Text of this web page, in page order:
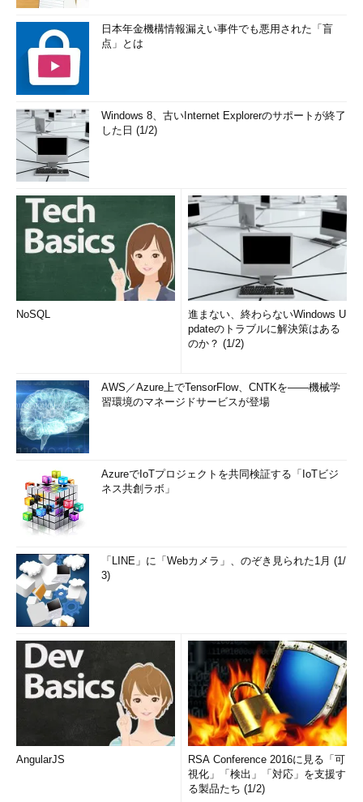
日本年金機構情報漏えい事件でも悪用された「盲
点」とは
Windows 8、古いInternet Explorerのサポートが終了
した日 (1/2)
NoSQL
進まない、終わらないWindows U
pdateのトラブルに解決策はある
のか？ (1/2)
AWS／Azure上でTensorFlow、CNTKを――機械学
習環境のマネージドサービスが登場
AzureでIoTプロジェクトを共同検証する「IoTビジ
ネス共創ラボ」
「LINE」に「Webカメラ」、のぞき見られた1月 (1/
3)
AngularJS
RSA Conference 2016に見る「可
視化」「検出」「対応」を支援す
る製品たち (1/2)